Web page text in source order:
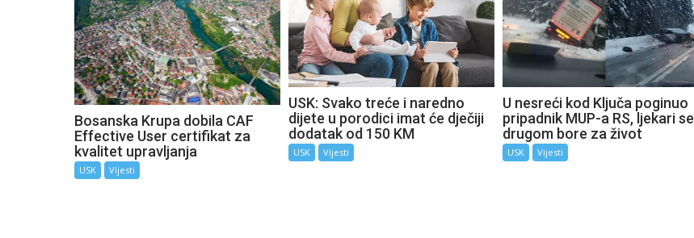
Bosanska Krupa dobila CAF
Effective User certifikat za
kvalitet upravljanja
USK Vijesti
USK: Svako treće i naredno
dijete u porodici imat će dječiji
dodatak od 150 KM
USK Vijesti
U nesreći kod Ključa poginuo
pripadnik MUP-a RS, ljekari se
drugom bore za život
USK Vijesti